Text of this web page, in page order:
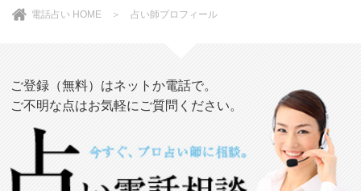
電話占い HOME ＞ 占い師プロフィール
ご登録（無料）はネットか電話で。
ご不明な点はお気軽にご質問ください。